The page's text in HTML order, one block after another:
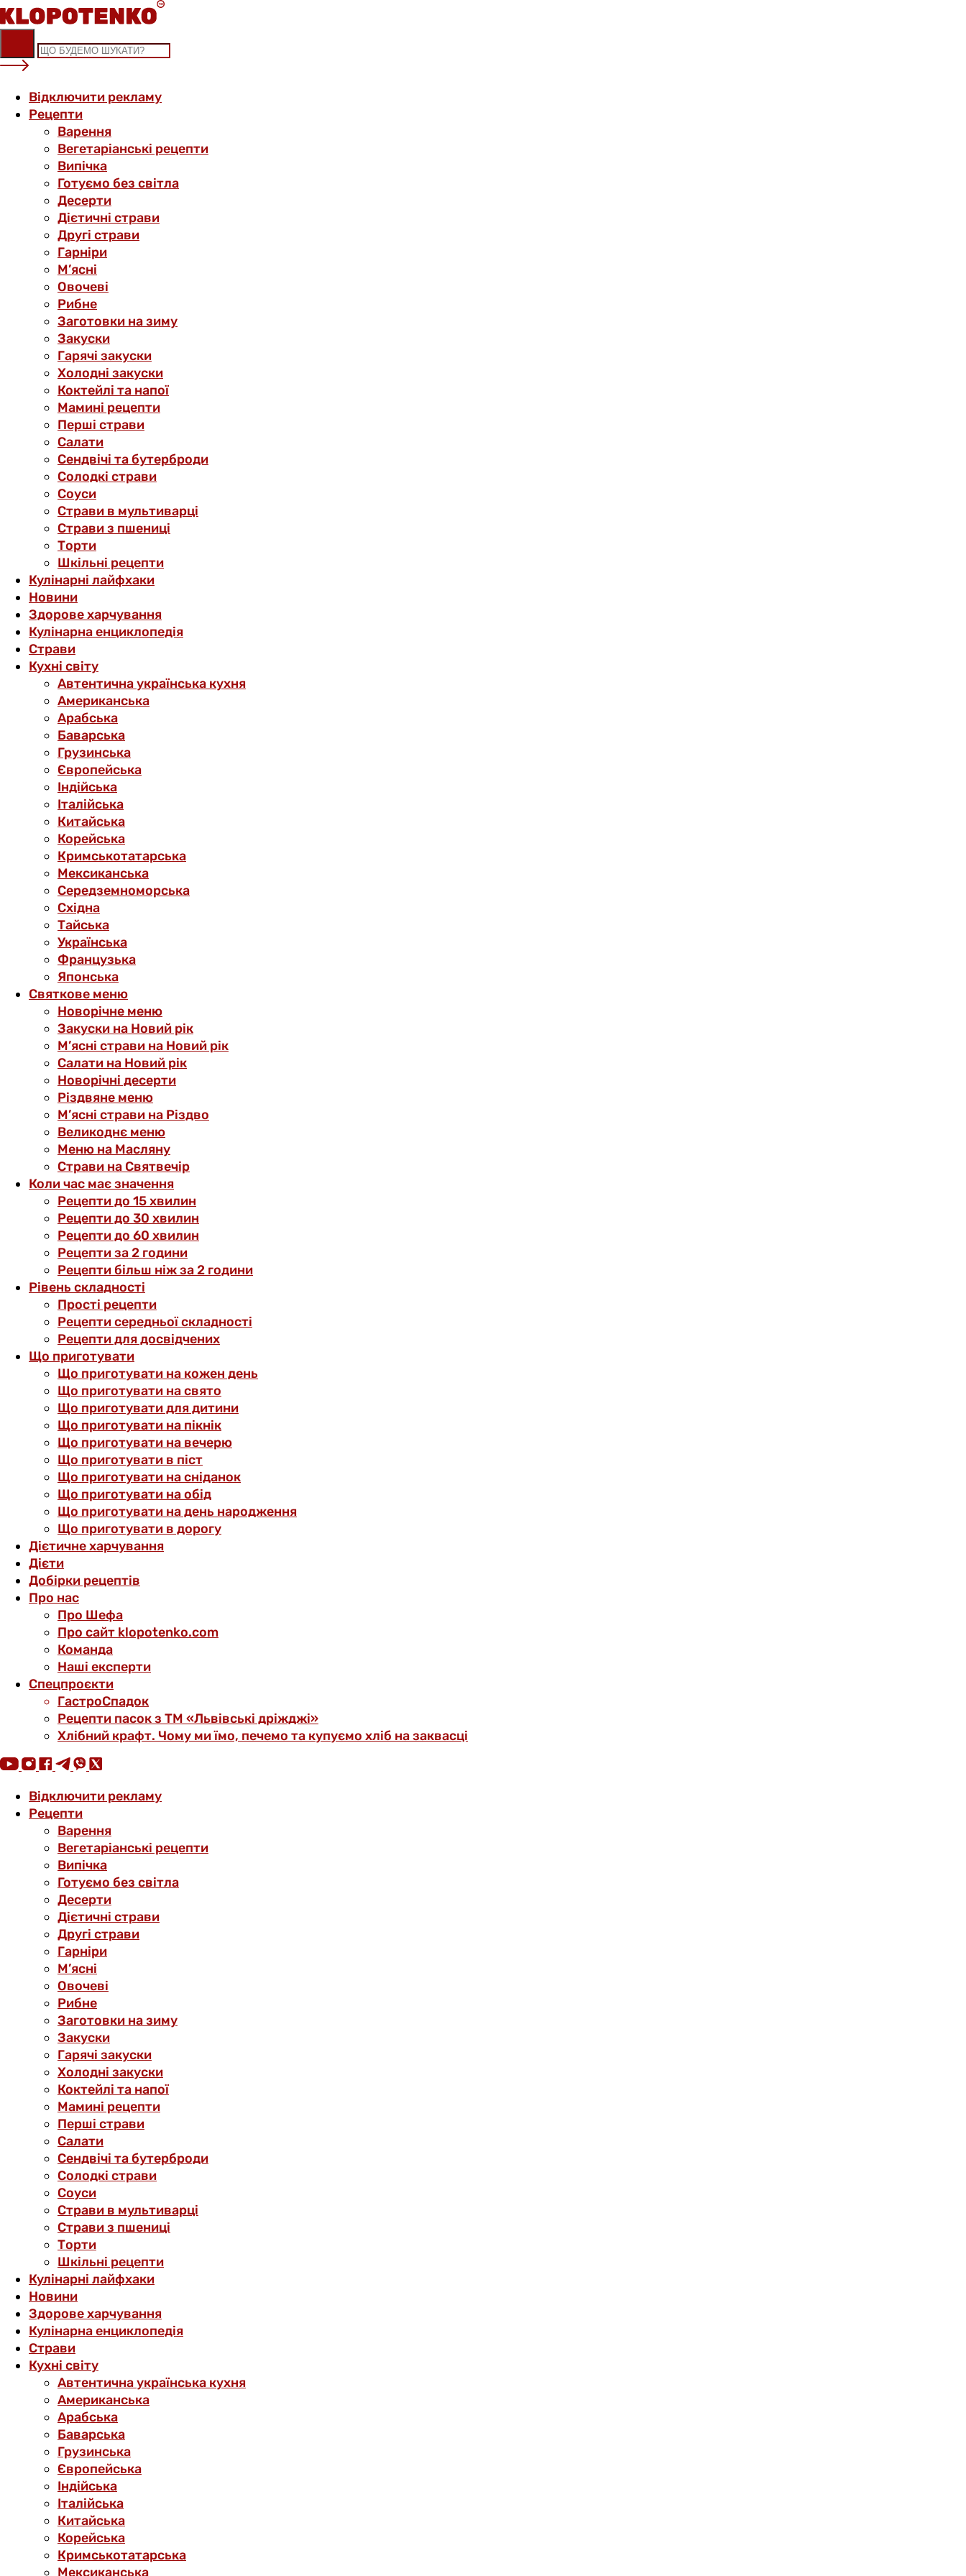
Skip
to
content
Відключити рекламу
Рецепти
Варення
Вегетаріанські рецепти
Випічка
Готуємо без світла
Десерти
Дієтичні страви
Другі страви
Гарніри
М’ясні
Овочеві
Рибне
Заготовки на зиму
Закуски
Гарячі закуски
Холодні закуски
Коктейлі та напої
Мамині рецепти
Перші страви
Салати
Сендвічі та бутерброди
Солодкі страви
Соуси
Страви в мультиварці
Страви з пшениці
Торти
Шкільні рецепти
Кулінарні лайфхаки
Новини
Здорове харчування
Кулінарна енциклопедія
Страви
Кухні світу
Автентична українська кухня
Американська
Арабська
Баварська
Грузинська
Європейська
Індійська
Італійська
Китайська
Корейська
Кримськотатарська
Мексиканська
Середземноморська
Східна
Тайська
Українська
Французька
Японська
Святкове меню
Новорічне меню
Закуски на Новий рік
М’ясні страви на Новий рік
Салати на Новий рік
Новорічні десерти
Різдвяне меню
М’ясні страви на Різдво
Великоднє меню
Меню на Масляну
Страви на Святвечір
Коли час має значення
Рецепти до 15 хвилин
Рецепти до 30 хвилин
Рецепти до 60 хвилин
Рецепти за 2 години
Рецепти більш ніж за 2 години
Рівень складності
Прості рецепти
Рецепти середньої складності
Рецепти для досвідчених
Що приготувати
Що приготувати на кожен день
Що приготувати на свято
Що приготувати для дитини
Що приготувати на пікнік
Що приготувати на вечерю
Що приготувати в піст
Що приготувати на сніданок
Що приготувати на обід
Що приготувати на день народження
Що приготувати в дорогу
Дієтичне харчування
Дієти
Добірки рецептів
Про нас
Про Шефа
Про сайт klopotenko.com
Команда
Наші експерти
Спецпроєкти
ГастроСпадок
Рецепти пасок з ТМ «Львівські дріжджі»
Хлібний крафт. Чому ми їмо, печемо та купуємо хліб на заквасці
Відключити рекламу
Рецепти
Варення
Вегетаріанські рецепти
Випічка
Готуємо без світла
Десерти
Дієтичні страви
Другі страви
Гарніри
М’ясні
Овочеві
Рибне
Заготовки на зиму
Закуски
Гарячі закуски
Холодні закуски
Коктейлі та напої
Мамині рецепти
Перші страви
Салати
Сендвічі та бутерброди
Солодкі страви
Соуси
Страви в мультиварці
Страви з пшениці
Торти
Шкільні рецепти
Кулінарні лайфхаки
Новини
Здорове харчування
Кулінарна енциклопедія
Страви
Кухні світу
Автентична українська кухня
Американська
Арабська
Баварська
Грузинська
Європейська
Індійська
Італійська
Китайська
Корейська
Кримськотатарська
Мексиканська